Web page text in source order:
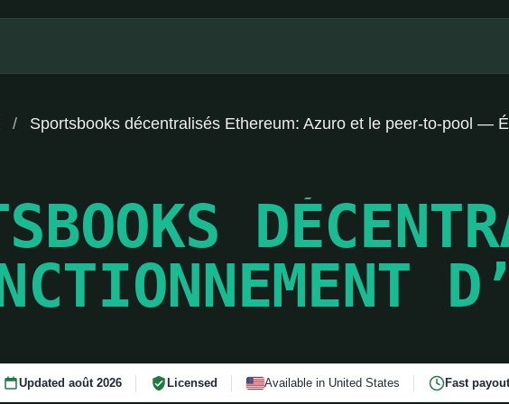
/ Sportsbooks décentralisés Ethereum: Azuro et le peer-to-pool —
Updated août 2026 Licensed Available in United States Fast